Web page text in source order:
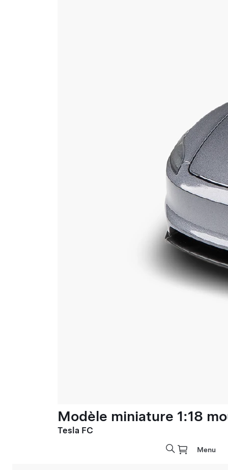
Modèle miniature 1:18
Tesla FC
Menu